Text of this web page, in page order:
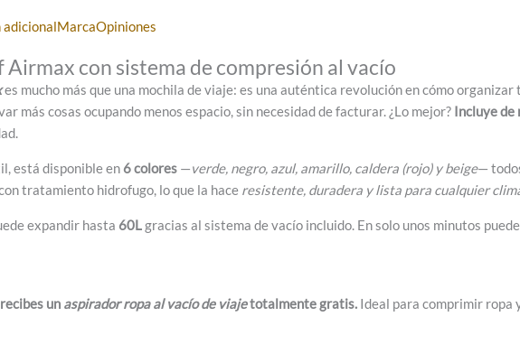
MarcaOpiniones
con sistema de compresión al vacío
es mucho más que una mochila de viaje: es una auténtica revolución en cómo
más cosas ocupando menos espacio, sin necesidad de facturar. ¿Lo mejor? Incluye de
está disponible en 6 colores —verde, negro, azul, amarillo, caldera (rojo) y beige—
tratamiento hidrofugo, lo que la hace resistente, duradera y lista para cualquier
expandir hasta 60Lgracias al sistema de vacío incluido. En solo unos minutos
un aspirador ropa al vacío de viajetotalmente gratis. Ideal para comprimir ropa